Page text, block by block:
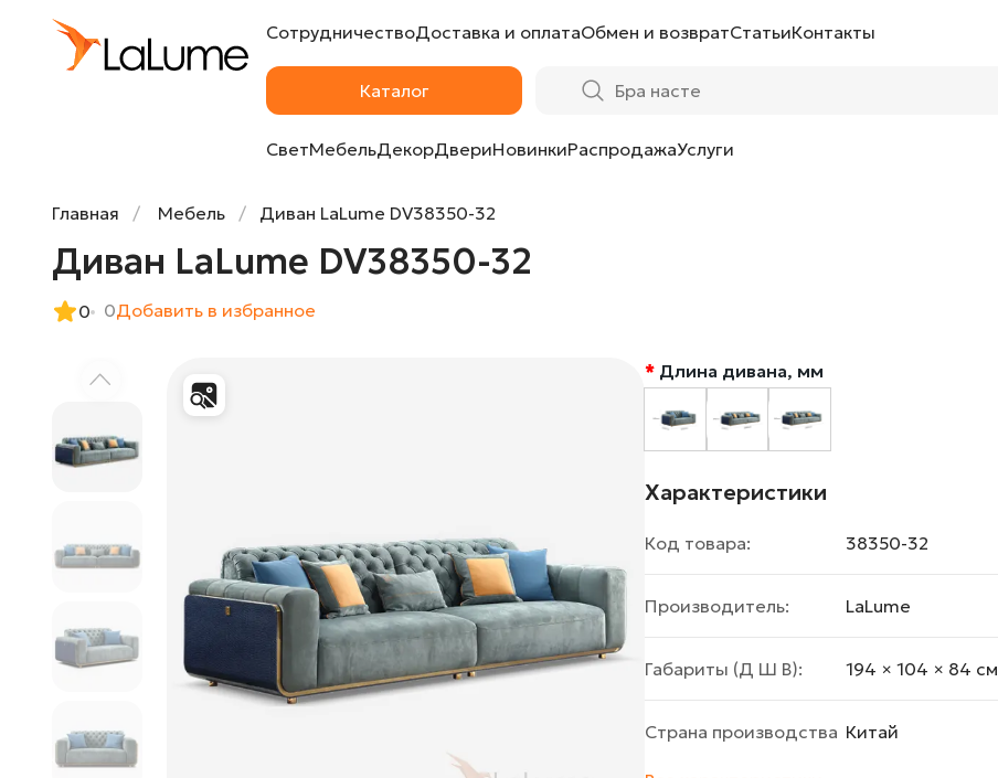
СотрудничествоДоставка и оплатаОбмен и возвратСтатьиКонтакты
Каталог
СветМебельДекорДвериНовинкиРаспродажаУслуги
Главная Мебель Диван LaLume DV38350-32
Диван LaLume DV38350-32
0 0Добавить в избранное
Длина дивана, мм
Характеристики
Код товара: 38350-32
Производитель: LaLume
Габариты (Д Ш В): 194 × 104 × 84 cм
Страна производства Китай
Диван LaLume DV38350-32